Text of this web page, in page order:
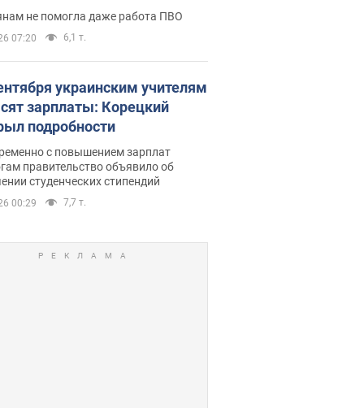
не помогла даже работа ПВО
07:20 6,1 т.
украинским учителям
зарплаты: Корецкий
подробности
с повышением зарплат
правительство объявило об
студенческих стипендий
00:29 7,7 т.